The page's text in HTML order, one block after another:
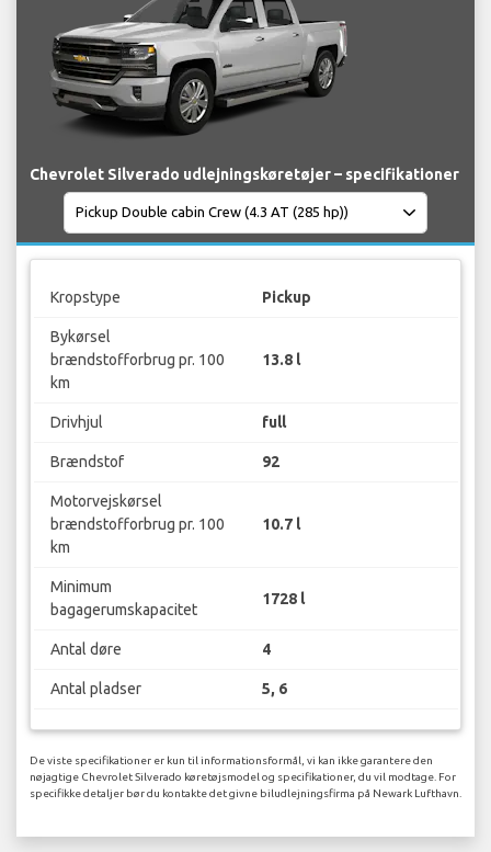
Chevrolet Silverado udlejningskøretøjer – specifikationer
Kropstype Pickup
Bykørsel
brændstofforbrug pr. 100
km
13.8 l
Drivhjul full
Brændstof 92
Motorvejskørsel
brændstofforbrug pr. 100
km
10.7 l
Minimum
bagagerumskapacitet
1728 l
Antal døre 4
Antal pladser 5, 6
De viste specifikationer er kun til informationsformål, vi kan ikke garantere den
nøjagtige Chevrolet Silverado køretøjsmodel og specifikationer, du vil modtage. For
specifikke detaljer bør du kontakte det givne biludlejningsfirma på Newark Lufthavn.